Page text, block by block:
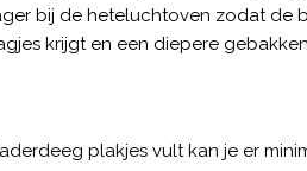
bij de heteluchtoven zodat de
krijgt en een diepere
plakjes vult kan je er